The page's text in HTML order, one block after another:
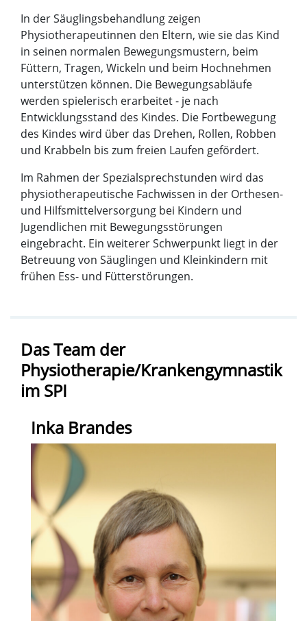
In der Säuglingsbehandlung zeigen
Physiotherapeutinnen den Eltern, wie sie das Kind
in seinen normalen Bewegungsmustern, beim
Füttern, Tragen, Wickeln und beim Hochnehmen
unterstützen können. Die Bewegungsabläufe
werden spielerisch erarbeitet - je nach
Entwicklungsstand des Kindes. Die Fortbewegung
des Kindes wird über das Drehen, Rollen, Robben
und Krabbeln bis zum freien Laufen gefördert.
Im Rahmen der Spezialsprechstunden wird das
physiotherapeutische Fachwissen in der Orthesen-
und Hilfsmittelversorgung bei Kindern und
Jugendlichen mit Bewegungsstörungen
eingebracht. Ein weiterer Schwerpunkt liegt in der
Betreuung von Säuglingen und Kleinkindern mit
frühen Ess- und Fütterstörungen.
Das Team der
Physiotherapie/Krankengymnastik
im SPI
Inka Brandes